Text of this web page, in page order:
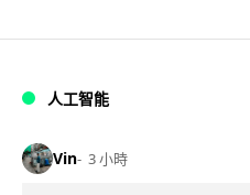
人工智能
Vin 3 小時